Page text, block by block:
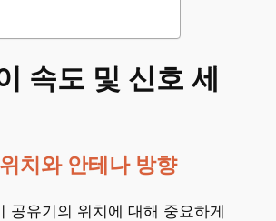
속도 및 신호 세
치와 안테나 방향
공유기의 위치에 대해 중요하게